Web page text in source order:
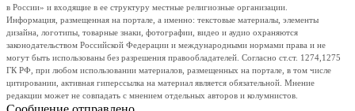
в России» и входящие в ее структуру местные религиозные организации.
Информация, размещенная на портале, а именно: текстовые материалы, элементы
дизайна, логотипы, товарные знаки, фотографии, видео и аудио охраняются
законодательством Российской Федерации и международными нормами права и не
могут быть использованы без разрешения правообладателей. Согласно ст.ст. 1274,1275
ГК РФ, при любом использовании материалов, размещенных на портале, в том числе
цитировании, активная гиперссылка на материал является обязательной. Мнение
редакции может не совпадать с мнением отдельных авторов и колумнистов.